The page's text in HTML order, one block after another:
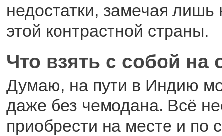
недостатки, замечая лишь
этой контрастной страны.
Что взять с собой на
Думаю, на пути в Индию
даже без чемодана. Всё
приобрести на месте и